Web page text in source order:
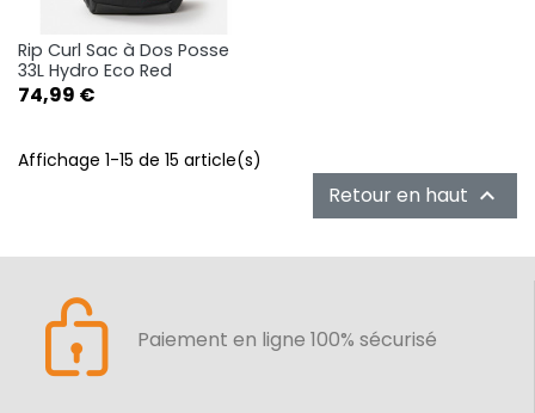
Rip Curl Sac à Dos Posse
33L Hydro Eco Red
Prix
74,99 €
Affichage 1-15 de 15 article(s)
Retour en haut 
Paiement en ligne 100% sécurisé